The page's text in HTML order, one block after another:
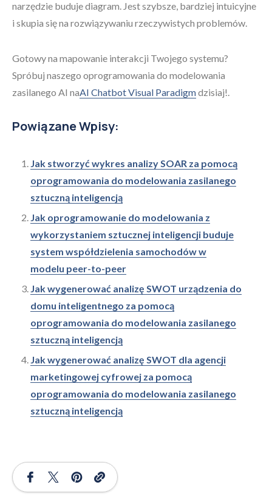
narzędzie buduje diagram. Jest szybsze, bardziej intuicyjne
i skupia się na rozwiązywaniu rzeczywistych problemów.
Gotowy na mapowanie interakcji Twojego systemu?
Spróbuj naszego oprogramowania do modelowania
zasilanego AI naAI Chatbot Visual Paradigmdzisiaj!.
Powiązane Wpisy:
Jak stworzyć wykres analizy SOAR za pomocą
oprogramowania do modelowania zasilanego
sztuczną inteligencją
Jak oprogramowanie do modelowania z
wykorzystaniem sztucznej inteligencji buduje
system współdzielenia samochodów w
modelu peer-to-peer
Jak wygenerować analizę SWOT urządzenia do
domu inteligentnego za pomocą
oprogramowania do modelowania zasilanego
sztuczną inteligencją
Jak wygenerować analizę SWOT dla agencji
marketingowej cyfrowej za pomocą
oprogramowania do modelowania zasilanego
sztuczną inteligencją